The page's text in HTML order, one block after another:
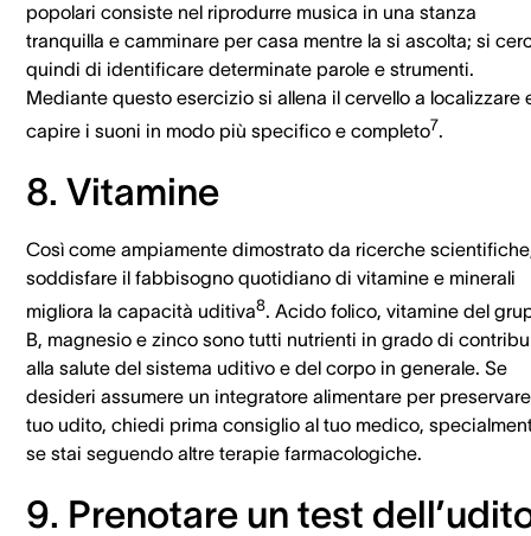
popolari consiste nel riprodurre musica in una stanza
tranquilla e camminare per casa mentre la si ascolta; si
quindi di identificare determinate parole e strumenti.
Mediante questo esercizio si allena il cervello a localizzare
capire i suoni in modo più specifico e completo7.
8. Vitamine
Così come ampiamente dimostrato da ricerche
soddisfare il fabbisogno quotidiano di vitamine e minerali
migliora la capacità uditiva8. Acido folico, vitamine del
B, magnesio e zinco sono tutti nutrienti in grado di
alla salute del sistema uditivo e del corpo in generale. Se
desideri assumere un integratore alimentare per
tuo udito, chiedi prima consiglio al tuo medico,
se stai seguendo altre terapie farmacologiche.
9. Prenotare un test